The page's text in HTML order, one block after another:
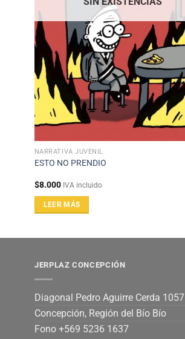
NARRATIVA JUVENIL
ESTO NO PRENDIO
$8.000 IVA incluido
LEER MÁS
JERPLAZ CONCEPCIÓN
Diagonal Pedro Aguirre Cerda 1057
Concepción, Región del Bío Bío
Fono +569 5236 1637